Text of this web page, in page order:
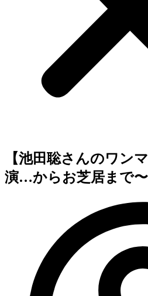
【池田聡さんのワン
演…からお芝居まで〜